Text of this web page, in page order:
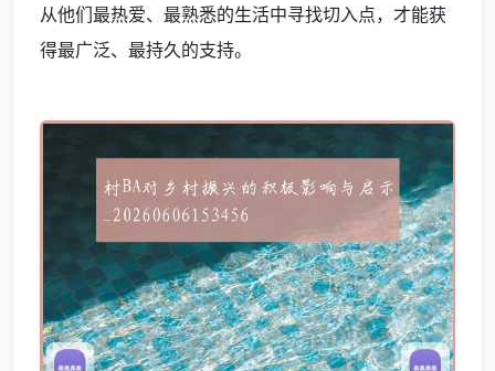
从他们最热爱、最熟悉的生活中寻找切入点，才能获
得最广泛、最持久的支持。